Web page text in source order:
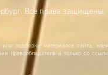
Все права защищены.
подборки материалов сайта,
правообладателя и только со